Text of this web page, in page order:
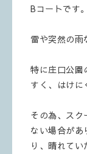
Bコートです。
雷や突然の雨
特に庄口公園
すく、はけに
その為、スク
ない場合があ
り、晴れて